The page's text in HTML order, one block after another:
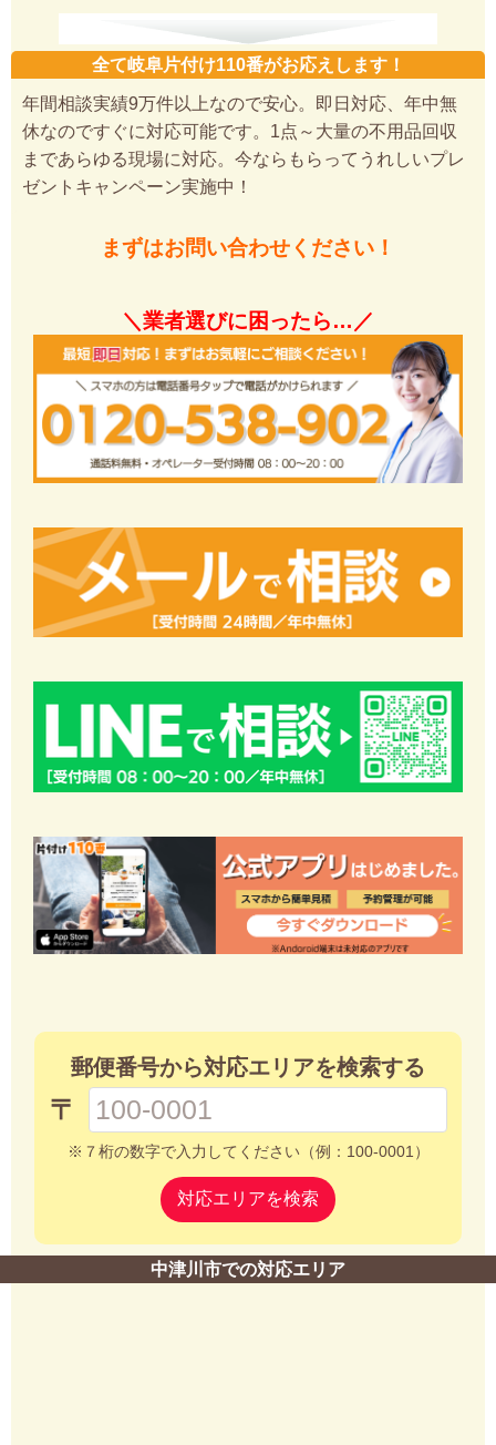
全て岐阜片付け110番がお応えします！
年間相談実績9万件以上なので安心。即日対応、年中無
休なのですぐに対応可能です。1点～大量の不用品回収
まであらゆる現場に対応。今ならもらってうれしいプレ
ゼントキャンペーン実施中！
まずはお問い合わせください！
＼業者選びに困ったら…／
郵便番号から対応エリアを検索する
〒
※７桁の数字で入力してください（例：100-0001）
対応エリアを検索
中津川市での対応エリア